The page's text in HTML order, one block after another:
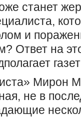
станет
и
Ответ на
Мирон
не в